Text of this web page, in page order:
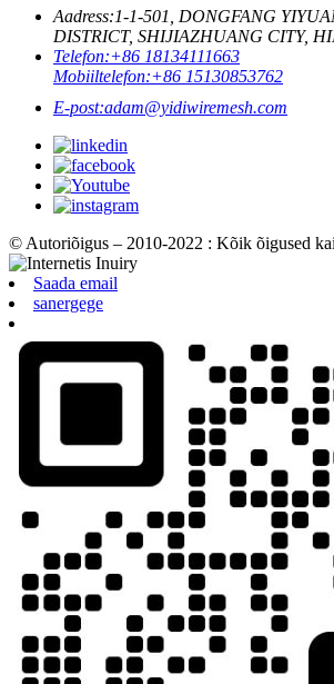
Aadress:1-1-501, DONGFANG
DISTRICT, SHIJIAZHUANG CITY,
Telefon:+86 18134111663
Mobiiltelefon:+86 15130853762
E-post:adam@yidiwiremesh.com
© Autoriõigus – 2010-2022 : Kõik õigused
Saada email
sanergege